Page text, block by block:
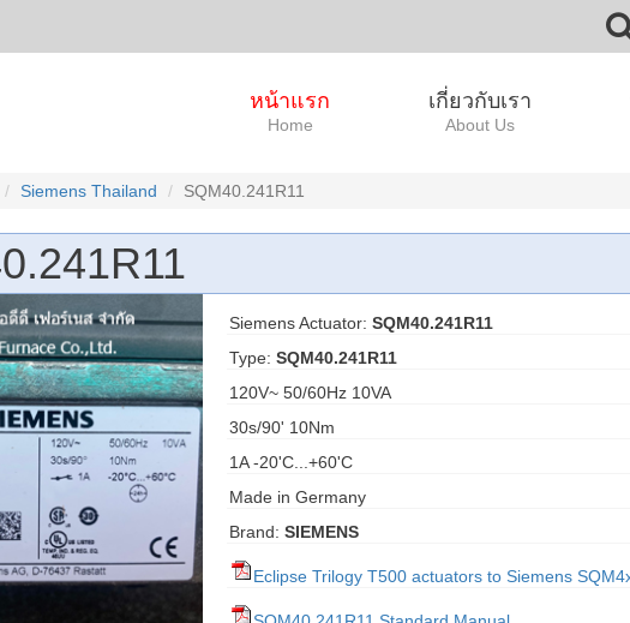
หน้าแรก
Home
เกี่ยวกับเรา
About Us
Siemens Thailand SQM40.241R11
Siemens Actuator: SQM40.241R11
Type: SQM40.241R11
120V~ 50/60Hz 10VA
30s/90' 10Nm
1A -20'C...+60'C
Made in Germany
Brand: SIEMENS
Eclipse Trilogy T500 actuators to Siemens